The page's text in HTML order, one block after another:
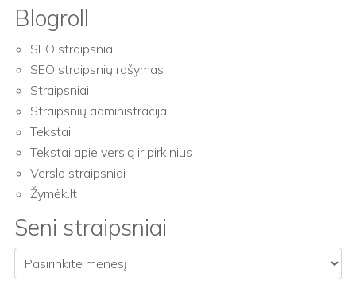
Blogroll
SEO straipsniai
SEO straipsnių rašymas
Straipsniai
Straipsnių administracija
Tekstai
Tekstai apie verslą ir pirkinius
Verslo straipsniai
Žymėk.lt
Seni straipsniai
Seni straipsniai